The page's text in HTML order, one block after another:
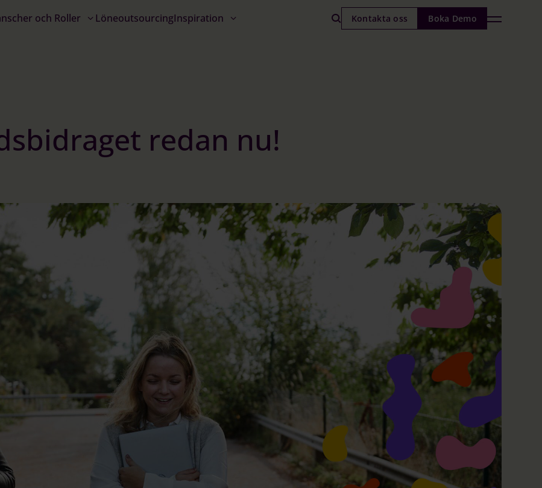
och Roller LöneoutsourcingInspiration Boka Demo
Kontakta oss
redan nu!